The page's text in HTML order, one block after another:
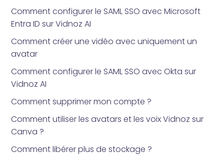
Comment configurer le SAML SSO avec Microsoft
Entra ID sur Vidnoz AI
Comment créer une vidéo avec uniquement un
avatar
Comment configurer le SAML SSO avec Okta sur
Vidnoz AI
Comment supprimer mon compte ?
Comment utiliser les avatars et les voix Vidnoz sur
Canva ?
Comment libérer plus de stockage ?